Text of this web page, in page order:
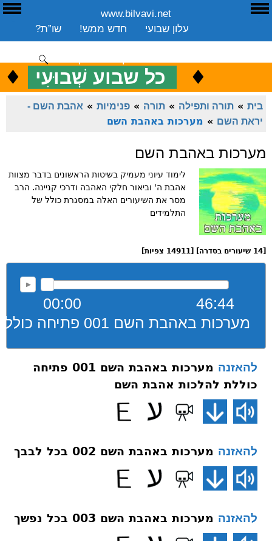
www.bilvavi.net
שו”ת?
חדש ממש!
עלון שבועי
שיעורים שבועי
ספרים
ארכיון
סקירה כללית
ENGLISH ♦ כל שבוע שְׁבוּעִי ♦
בית » תורה ותפילה » תורה » פנימיות » אהבת השם -
יראת השם » מערכות באהבת השם
מערכות באהבת השם
לימוד עיוני מעמיק בשיטות הראשונים בדבר מצוות
אהבת ה' וביאור חלקי האהבה ודרכי קניינה. הרב
מסר את השיעורים האלה במסגרת כולל של
התלמידים
00:00
46:44
מערכות באהבת השם 001 פתיחה כוללת להלכות אהבת השם
להאזנה
מערכות באהבת השם 001 פתיחה
כוללת להלכות אהבת השם
להאזנה מערכות באהבת השם 002 בכל לבבך
להאזנה מערכות באהבת השם 003 בכל נפשך